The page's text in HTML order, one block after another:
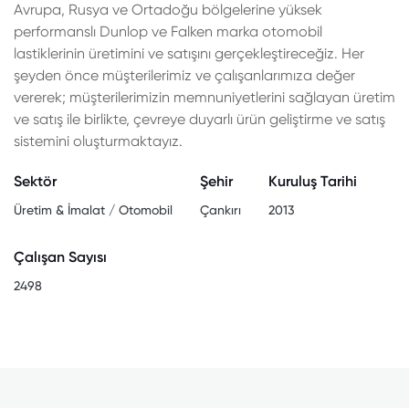
Avrupa, Rusya ve Ortadoğu bölgelerine yüksek
performanslı Dunlop ve Falken marka otomobil
lastiklerinin üretimini ve satışını gerçekleştireceğiz. Her
şeyden önce müşterilerimiz ve çalışanlarımıza değer
vererek; müşterilerimizin memnuniyetlerini sağlayan üretim
ve satış ile birlikte, çevreye duyarlı ürün geliştirme ve satış
sistemini oluşturmaktayız.
Sektör
Üretim & İmalat / Otomobil
Şehir
Çankırı
Kuruluş Tarihi
2013
Çalışan Sayısı
2498